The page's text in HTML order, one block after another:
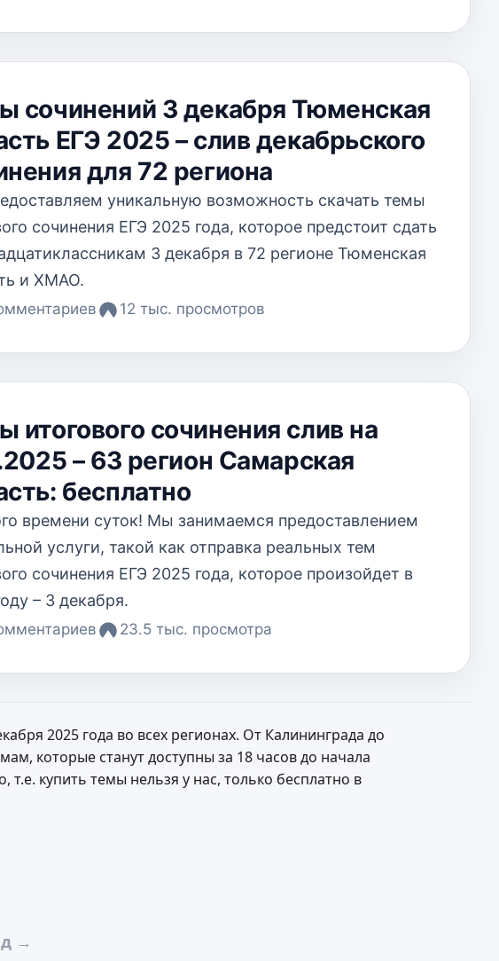
сочинений 3 декабря Тюменская
ЕГЭ 2025 – слив декабрьского
для 72 региона
уникальную возможность скачать темы
сочинения ЕГЭ 2025 года, которое предстоит сдать
3 декабря в 72 регионе Тюменская
и ХМАО.
12 тыс. просмотров
итогового сочинения слив на
– 63 регион Самарская
бесплатно
времени суток! Мы занимаемся предоставлением
услуги, такой как отправка реальных тем
сочинения ЕГЭ 2025 года, которое произойдет в
– 3 декабря.
23.5 тыс. просмотра
2025 года во всех регионах. От Калининграда до
которые станут доступны за 18 часов до начала
купить темы нельзя у нас, только бесплатно в
→